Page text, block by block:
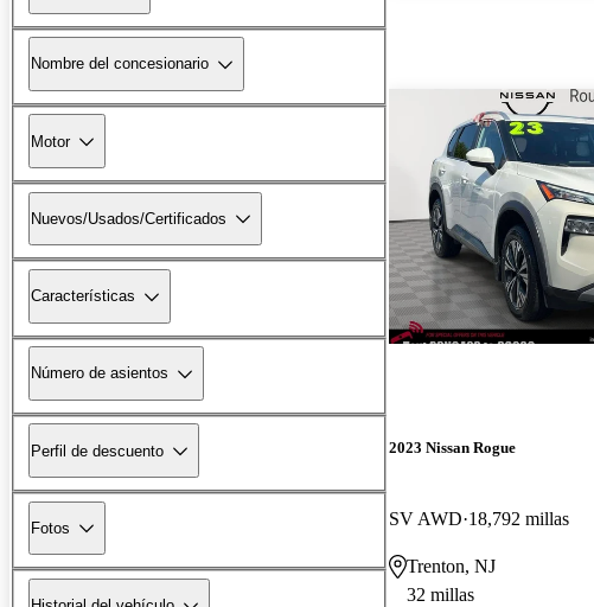
Nombre del concesionario
Motor
Nuevos/Usados/Certificados
Características
Número de asientos
Perfil de descuento
Fotos
2023 Nissan Rogue
SV AWD 18,792 millas
Trenton, NJ
32 millas